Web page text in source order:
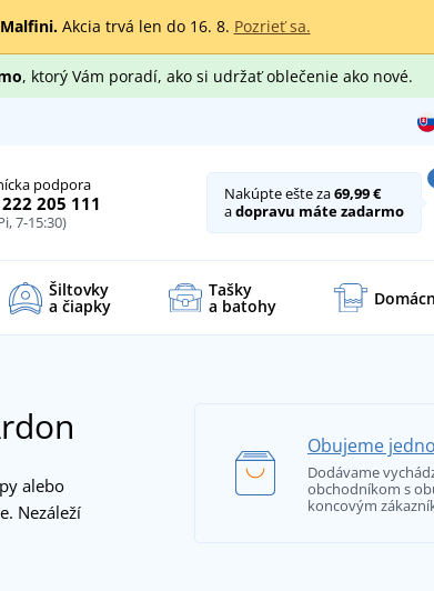
Akcia trvá len do 16. 8. Pozrieť sa.
, ktorý Vám poradí, ako si udržať oblečenie ako nové.
podpora
222 205 111
7-15:30)
Nakúpte ešte za69,99 €
adopravu máte zadarmo
Šiltovky
a čiapky
Tašky
a batohy
alebo
Nezáleží
Obujeme
Dodávame
obchodníkom s
koncovým